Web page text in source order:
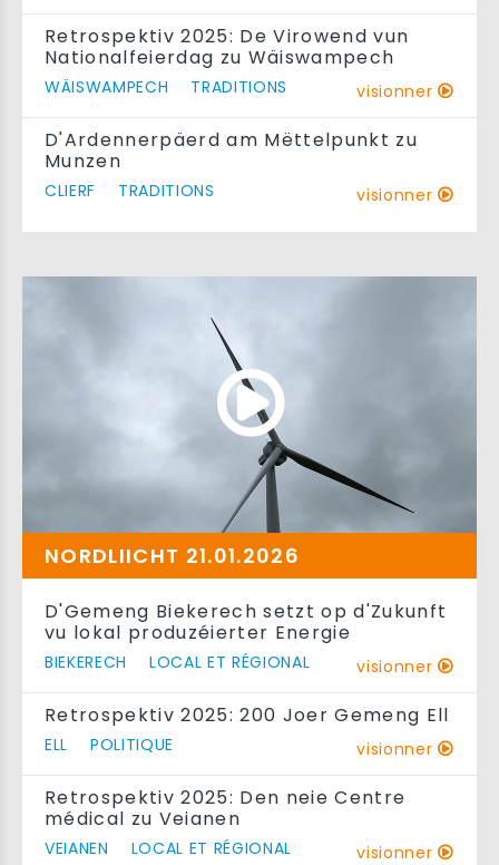
Retrospektiv 2025: De Virowend vun
Nationalfeierdag zu Wäiswampech
WÄISWAMPECH TRADITIONS visionner
D'Ardennerpäerd am Mëttelpunkt zu
Munzen
CLIERF TRADITIONS visionner
NORDLIICHT 21.01.2026
D'Gemeng Biekerech setzt op d'Zukunft
vu lokal produzéierter Energie
BIEKERECH LOCAL ET RÉGIONAL visionner
Retrospektiv 2025: 200 Joer Gemeng Ell
ELL POLITIQUE visionner
Retrospektiv 2025: Den neie Centre
médical zu Veianen
VEIANEN LOCAL ET RÉGIONAL visionner